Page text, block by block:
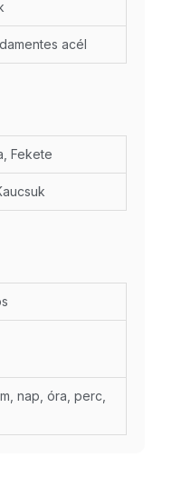
acél
Fekete
nap, óra, perc,